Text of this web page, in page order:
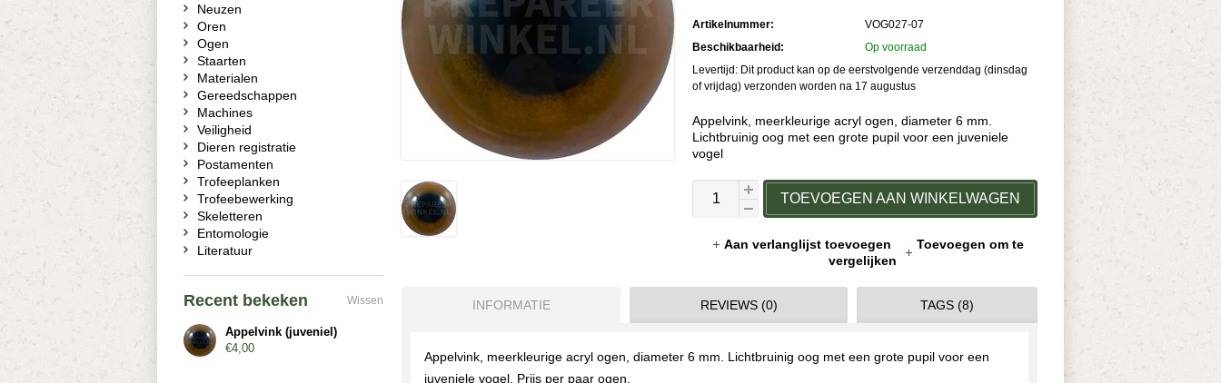
Artikelnummer:
VOG027-07
Beschikbaarheid:
Op voorraad
Levertijd: Dit product kan op de eerstvolgende verzenddag (dinsdag
of vrijdag) verzonden worden na 17 augustus
Appelvink, meerkleurige acryl ogen, diameter 6 mm.
Lichtbruinig oog met een grote pupil voor een juveniele
vogel
TOEVOEGEN AAN WINKELWAGEN
Aan verlanglijst toevoegen
Toevoegen om te
vergelijken
INFORMATIE REVIEWS (0) TAGS (8)
Appelvink, meerkleurige acryl ogen, diameter 6 mm. Lichtbruinig oog met een grote pupil voor een
juveniele vogel. Prijs per paar ogen.
Neuzen
Oren
Ogen
Staarten
Materialen
Gereedschappen
Machines
Veiligheid
Dieren registratie
Postamenten
Trofeeplanken
Trofeebewerking
Skeletteren
Entomologie
Literatuur
Recent bekeken Wissen
Appelvink (juveniel)
€4,00